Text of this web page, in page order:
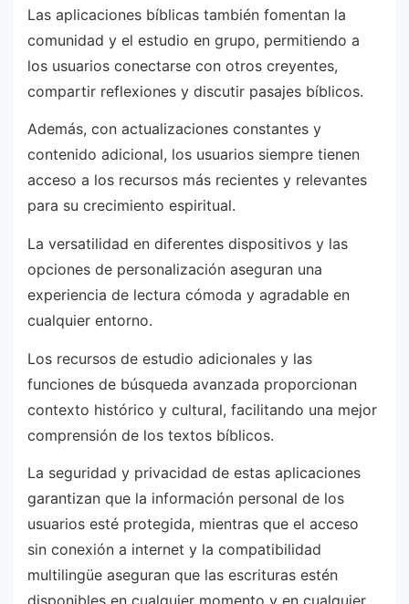
Las aplicaciones bíblicas también fomentan la
comunidad y el estudio en grupo, permitiendo a
los usuarios conectarse con otros creyentes,
compartir reflexiones y discutir pasajes bíblicos.
Además, con actualizaciones constantes y
contenido adicional, los usuarios siempre tienen
acceso a los recursos más recientes y relevantes
para su crecimiento espiritual.
La versatilidad en diferentes dispositivos y las
opciones de personalización aseguran una
experiencia de lectura cómoda y agradable en
cualquier entorno.
Los recursos de estudio adicionales y las
funciones de búsqueda avanzada proporcionan
contexto histórico y cultural, facilitando una mejor
comprensión de los textos bíblicos.
La seguridad y privacidad de estas aplicaciones
garantizan que la información personal de los
usuarios esté protegida, mientras que el acceso
sin conexión a internet y la compatibilidad
multilingüe aseguran que las escrituras estén